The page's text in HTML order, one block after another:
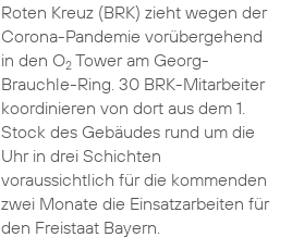
Roten Kreuz (BRK) zieht wegen der
Corona-Pandemie vorübergehend
in den O2Tower am Georg-
Brauchle-Ring. 30 BRK-Mitarbeiter
koordinieren von dort aus dem 1.
Stock des Gebäudes rund um die
Uhr in drei Schichten
voraussichtlich für die kommenden
zwei Monate die Einsatzarbeiten für
den Freistaat Bayern.